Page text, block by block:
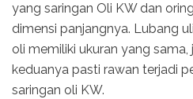
yang saringan Oli KW dan
dimensi panjangnya. Lubang
oli memiliki ukuran yang sama,
keduanya pasti rawan terjadi
saringan oli KW.